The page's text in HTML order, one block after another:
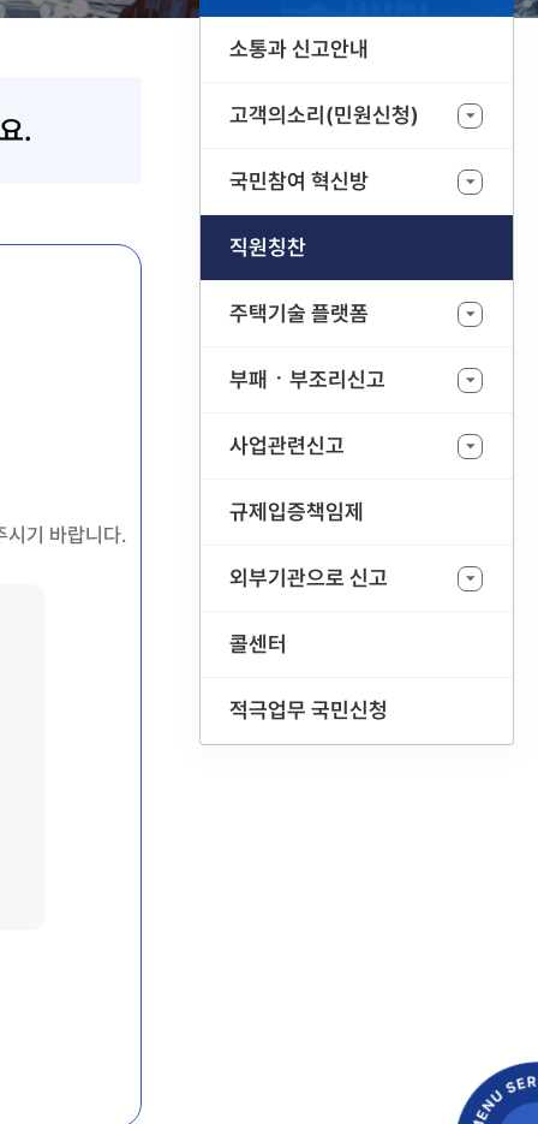
소통과 신고안내
고객의소리(민원신청)
국민참여 혁신방
직원칭찬
주택기술 플랫폼
부패ㆍ부조리신고
사업관련신고
규제입증책임제
외부기관으로 신고
콜센터
적극업무 국민신청
인쇄
.
시기 바랍니다.